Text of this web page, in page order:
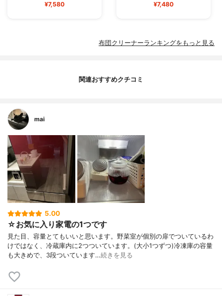
¥7,580 ¥7,480
布団クリーナーランキングをもっと見る
関連おすすめクチコミ
mai
5.00
☆お気に入り家電の1つです
見た目、容量とてもいいと思います。野菜室が個別の扉でついているわ
けではなく、冷蔵庫内に2つついています。(大小1つずつ)冷凍庫の容量
も大きめで、3段ついています…続きを見る